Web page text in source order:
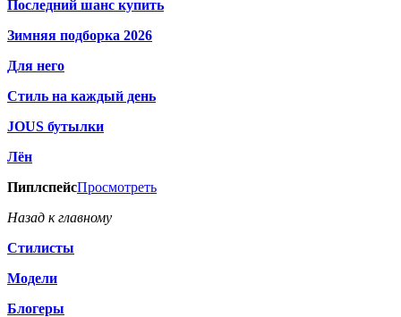
Последний шанс купить
Зимняя подборка 2026
Для него
Стиль на каждый день
JOUS бутылки
Лён
ПиплспейсПросмотреть
Назад к главному
Стилисты
Модели
Блогеры